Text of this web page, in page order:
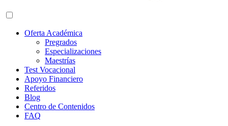
Abrir menú de navegación
Oferta Académica
Pregrados
Especializaciones
Maestrías
Test Vocacional
Apoyo Financiero
Referidos
Blog
Centro de Contenidos
FAQ